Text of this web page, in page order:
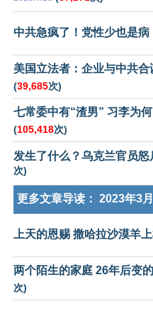
中共急疯了！党性少也是病
美国立法者：企业与中共
(39,685次)
七常委中有“渣男” 习李为
(105,418次)
发生了什么？乌克兰官员怒
次)
更多文章导读： 2023年3
上天的恩赐 撒哈拉沙漠羊
两个陌生的家庭 26年后变
次)